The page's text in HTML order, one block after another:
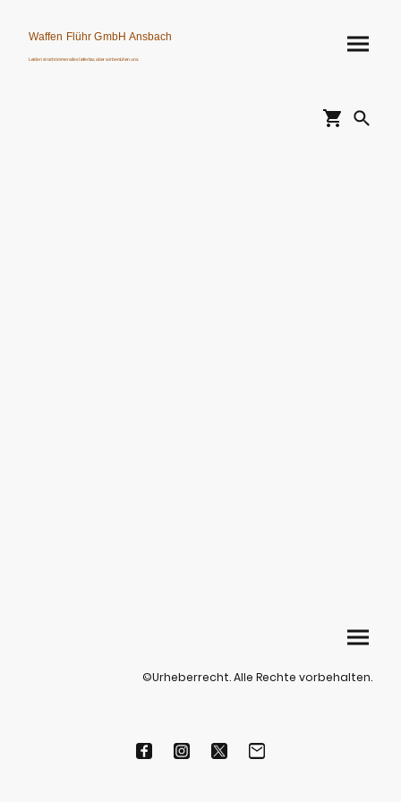
Waffen Flühr GmbH Ansbach
Leider ist nicht immer alles lieferbar, aber wir bemühen uns.
©Urheberrecht. Alle Rechte vorbehalten.